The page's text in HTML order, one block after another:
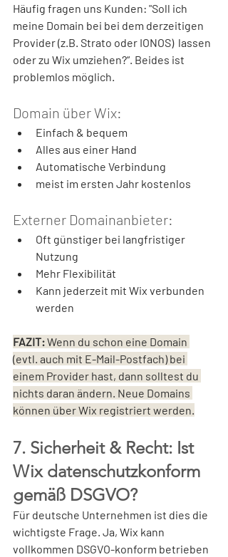
Häufig fragen uns Kunden: "Soll ich
meine Domain bei bei dem derzeitigen
Provider (z.B. Strato oder IONOS)  lassen
oder zu Wix umziehen?“. Beides ist
problemlos möglich.
Domain über Wix:
Einfach & bequem
Alles aus einer Hand
Automatische Verbindung
meist im ersten Jahr kostenlos
Externer Domainanbieter:
Oft günstiger bei langfristiger
Nutzung
Mehr Flexibilität
Kann jederzeit mit Wix verbunden
werden
FAZIT: Wenn du schon eine Domain
(evtl. auch mit E-Mail-Postfach) bei
einem Provider hast, dann solltest du
nichts daran ändern. Neue Domains
können über Wix registriert werden.
7. Sicherheit & Recht: Ist
Wix datenschutzkonform
gemäß DSGVO?
Für deutsche Unternehmen ist dies die
wichtigste Frage. Ja, Wix kann
vollkommen DSGVO-konform betrieben